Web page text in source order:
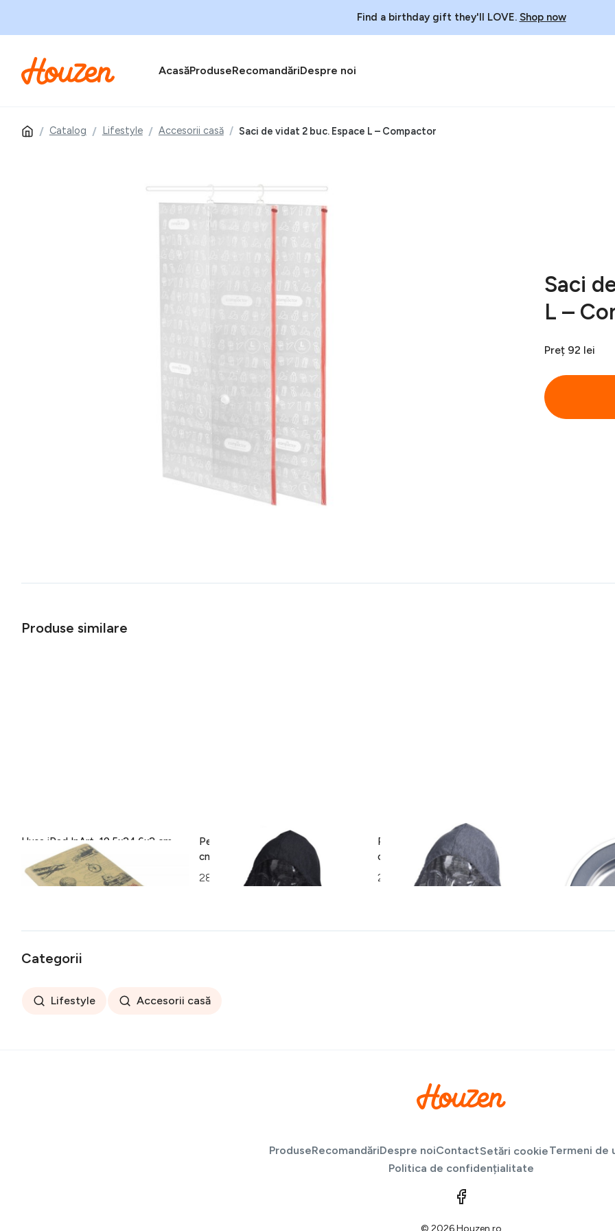
Find a birthday gift they'll LOVE. Shop now
AcasăProduseRecomandăriDespre noi
Catalog Lifestyle Accesorii casă Saci de vidat 2 buc. Espace L – Compactor
Saci
L –
Preț 92 lei
Produse similare
Husa iPad InArt, 19.5x24.6x2 cm,
Balloons
32 lei
Perna pentru gat cu gluga, 30x32
cm, poliester, gri inchis
28 lei
Perna pentru gat cu gluga, 30x32
cm, poliester, gri deschis
28 lei
Scrumiera
Ø14 cm,
5 lei
Categorii
Lifestyle Accesorii casă
ProduseRecomandăriDespre noiContactSetări cookieTermeni de
Politica de confidențialitate